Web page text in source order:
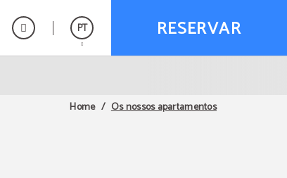
PT
English
RESERVAR
Home Os nossos apartamentos